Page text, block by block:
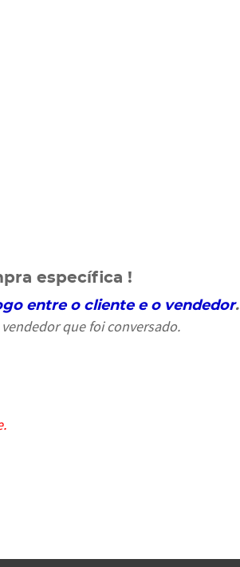
específica !
entre o cliente e o vendedor.
que foi conversado.